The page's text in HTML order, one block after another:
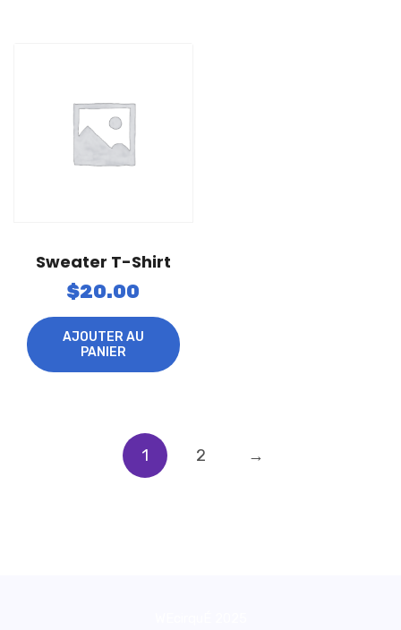
Sweater T-Shirt
$20.00
AJOUTER AU
PANIER
1 2 →